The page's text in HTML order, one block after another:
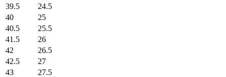
39.5
24.5
40
25
40.5
25.5
41.5
26
42
26.5
42.5
27
43
27.5